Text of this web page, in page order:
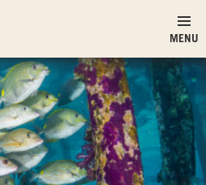
MENU